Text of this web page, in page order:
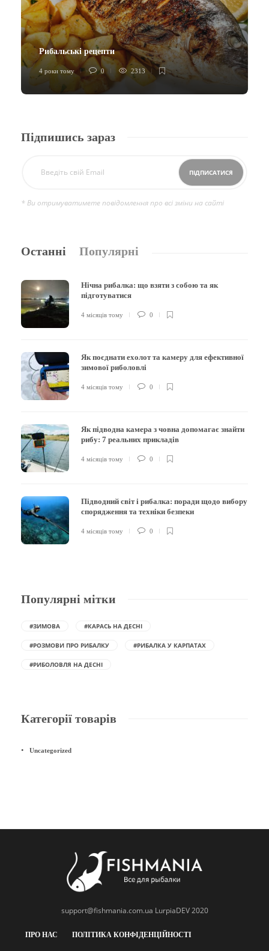
Рибальські рецепти
4 роки тому 0 2313
Підпишись зараз
* Ви отримуватимете повідомлення про всі зміни на сайті
Останні Популярні
Нічна рибалка: що взяти з собою та як
підготуватися
4 місяців тому 0
Як поєднати ехолот та камеру для ефективної
зимової риболовлі
4 місяців тому 0
Як підводна камера з човна допомагає знайти
рибу: 7 реальних прикладів
4 місяців тому 0
Підводний світ і рибалка: поради щодо вибору
спорядження та техніки безпеки
4 місяців тому 0
Популярні мітки
#ЗИМОВА #КАРАСЬ НА ДЕСНІ
#РОЗМОВИ ПРО РИБАЛКУ #РИБАЛКА У КАРПАТАХ
#РИБОЛОВЛЯ НА ДЕСНІ
Категорії товарів
Uncategorized
support@fishmania.com.ua LurpiaDEV 2020
ПРО НАС ПОЛІТИКА КОНФІДЕНЦІЙНОСТІ